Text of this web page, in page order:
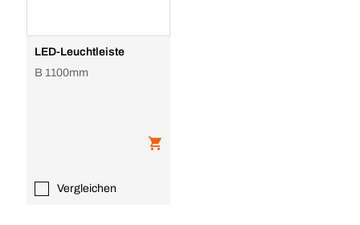
LED-Leuchtleiste
B 1100mm
Vergleichen